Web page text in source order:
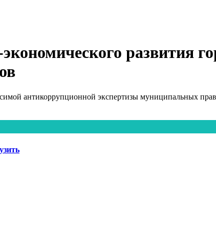
развития
антикоррупционной экспертизы муниципальных